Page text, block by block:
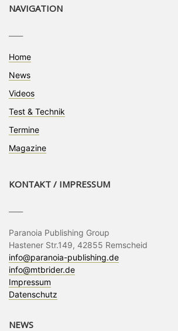
NAVIGATION
Home
News
Videos
Test & Technik
Termine
Magazine
KONTAKT / IMPRESSUM
Paranoia Publishing Group
Hastener Str.149, 42855 Remscheid
info@paranoia-publishing.de
info@mtbrider.de
Impressum
Datenschutz
NEWS